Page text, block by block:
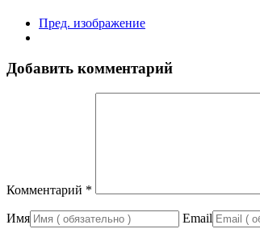
Пред. изображение
Добавить комментарий
Комментарий *
Имя Email